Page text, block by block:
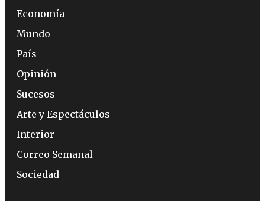
Economía
Mundo
País
Opinión
Sucesos
Arte y Espectáculos
Interior
Correo Semanal
Sociedad